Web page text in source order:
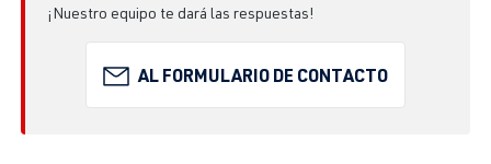
¡Nuestro equipo te dará las respuestas!
AL FORMULARIO DE CONTACTO